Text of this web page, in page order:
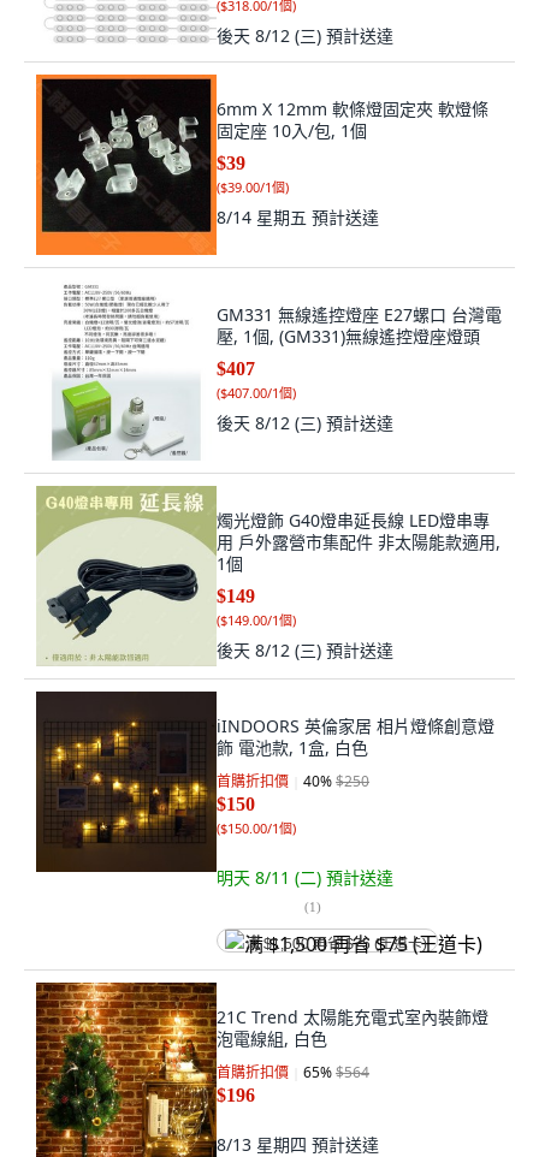
($318.00/1個)
後天 8/12 (三) 預計送達
6mm X 12mm 軟條燈固定夾 軟燈條
固定座 10入/包, 1個
$39
($39.00/1個)
8/14 星期五 預計送達
GM331 無線遙控燈座 E27螺口 台灣電
壓, 1個, (GM331)無線遙控燈座燈頭
$407
($407.00/1個)
後天 8/12 (三) 預計送達
燭光燈飾 G40燈串延長線 LED燈串專
用 戶外露營市集配件 非太陽能款適用,
1個
$149
($149.00/1個)
後天 8/12 (三) 預計送達
iINDOORS 英倫家居 相片燈條創意燈
飾 電池款, 1盒, 白色
首購折扣價 40%$250
$150
($150.00/1個)
明天 8/11 (二) 預計送達
(1)
满 $1,500 再省 $75 (王道卡)
21C Trend 太陽能充電式室內裝飾燈
泡電線組, 白色
首購折扣價 65%$564
$196
8/13 星期四 預計送達